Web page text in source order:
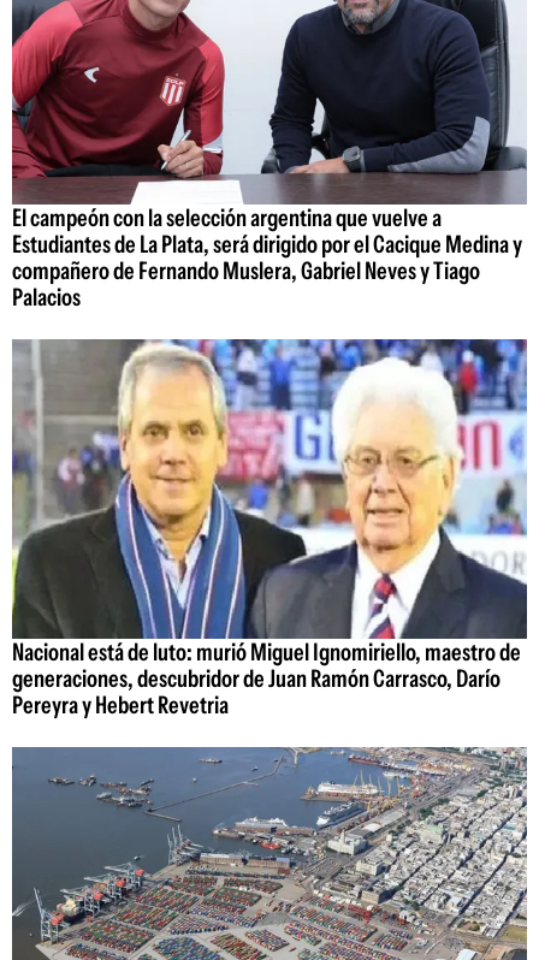
El campeón con la selección argentina que vuelve a
Estudiantes de La Plata, será dirigido por el Cacique Medina y
compañero de Fernando Muslera, Gabriel Neves y Tiago
Palacios
Nacional está de luto: murió Miguel Ignomiriello, maestro de
generaciones, descubridor de Juan Ramón Carrasco, Darío
Pereyra y Hebert Revetria